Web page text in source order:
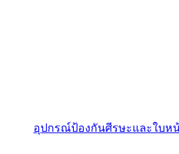
อุปกรณ์ป้องกันศีรษะและใบห